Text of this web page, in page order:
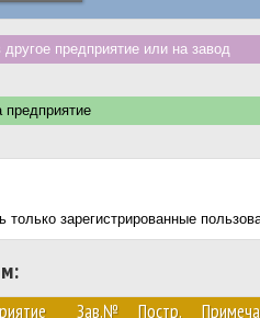
предприятие или на завод
только зарегистрированные
Зав.№ Постр.